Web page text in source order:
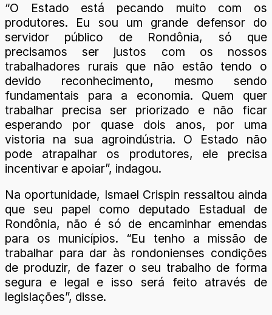
“O Estado está pecando muito com os
produtores. Eu sou um grande defensor do
servidor público de Rondônia, só que
precisamos ser justos com os nossos
trabalhadores rurais que não estão tendo o
devido reconhecimento, mesmo sendo
fundamentais para a economia. Quem quer
trabalhar precisa ser priorizado e não ficar
esperando por quase dois anos, por uma
vistoria na sua agroindústria. O Estado não
pode atrapalhar os produtores, ele precisa
incentivar e apoiar”, indagou.
Na oportunidade, Ismael Crispin ressaltou ainda
que seu papel como deputado Estadual de
Rondônia, não é só de encaminhar emendas
para os municípios. “Eu tenho a missão de
trabalhar para dar às rondonienses condições
de produzir, de fazer o seu trabalho de forma
segura e legal e isso será feito através de
legislações”, disse.